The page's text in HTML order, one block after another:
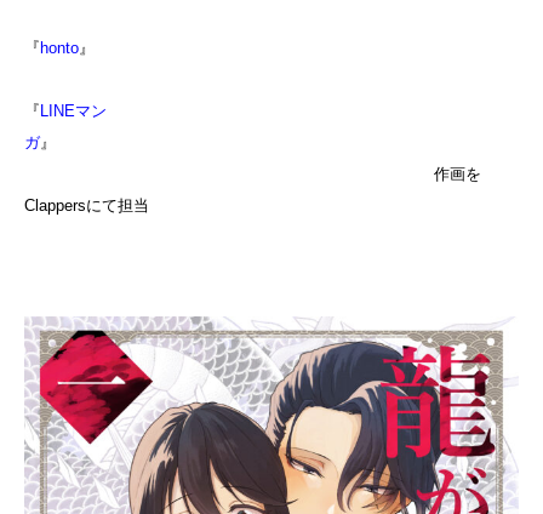
『 honto』
『 LINEマン
ガ』
作画を
Clappersにて担当